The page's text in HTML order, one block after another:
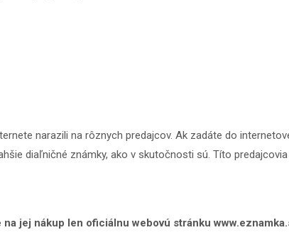
narazili na rôznych predajcov. Ak zadáte do
diaľničné známky, ako v skutočnosti sú. Títo
jej nákup len oficiálnu webovú stránku